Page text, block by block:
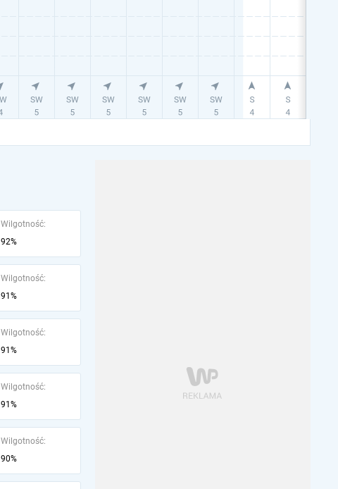
Wilgotność:
92%
Wilgotność:
91%
Wilgotność:
91%
Wilgotność:
91%
Wilgotność:
90%